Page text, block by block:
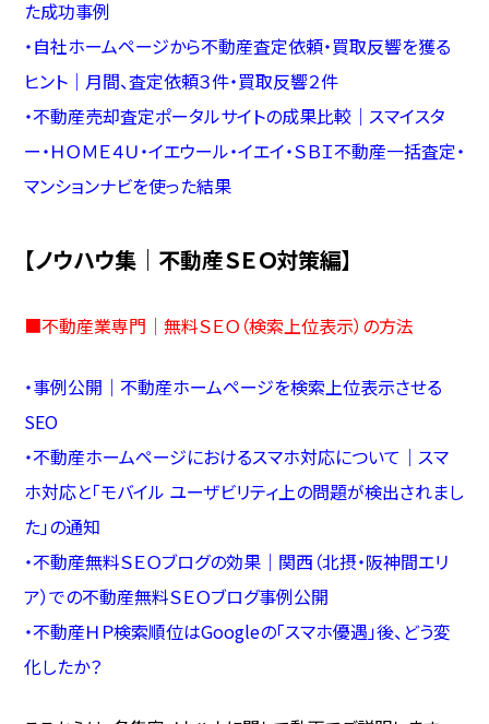
た成功事例
・自社ホームページから不動産査定依頼・買取反響を獲る
ヒント｜月間、査定依頼３件・買取反響２件
・不動産売却査定ポータルサイトの成果比較｜スマイスタ
ー・ＨＯＭＥ４Ｕ・イエウール・イエイ・ＳＢＩ不動産一括査定・
マンションナビを使った結果
【ノウハウ集｜不動産ＳＥＯ対策編】
■不動産業専門｜無料ＳＥＯ（検索上位表示）の方法
・事例公開｜不動産ホームページを検索上位表示させる
SEO
・不動産ホームページにおけるスマホ対応について｜スマ
ホ対応と「モバイル ユーザビリティ上の問題が検出されまし
た」の通知
・不動産無料ＳＥＯブログの効果｜関西（北摂・阪神間エリ
ア）での不動産無料ＳＥＯブログ事例公開
・不動産ＨＰ検索順位はGoogleの「スマホ優遇」後、どう変
化したか？